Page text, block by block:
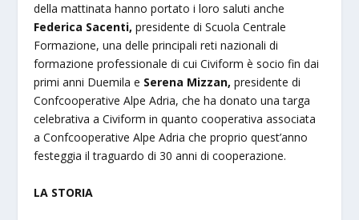
della mattinata hanno portato i loro saluti anche
Federica Sacenti, presidente di Scuola Centrale
Formazione, una delle principali reti nazionali di
formazione professionale di cui Civiform è socio fin dai
primi anni Duemila e Serena Mizzan, presidente di
Confcooperative Alpe Adria, che ha donato una targa
celebrativa a Civiform in quanto cooperativa associata
a Confcooperative Alpe Adria che proprio quest’anno
festeggia il traguardo di 30 anni di cooperazione.
LA STORIA